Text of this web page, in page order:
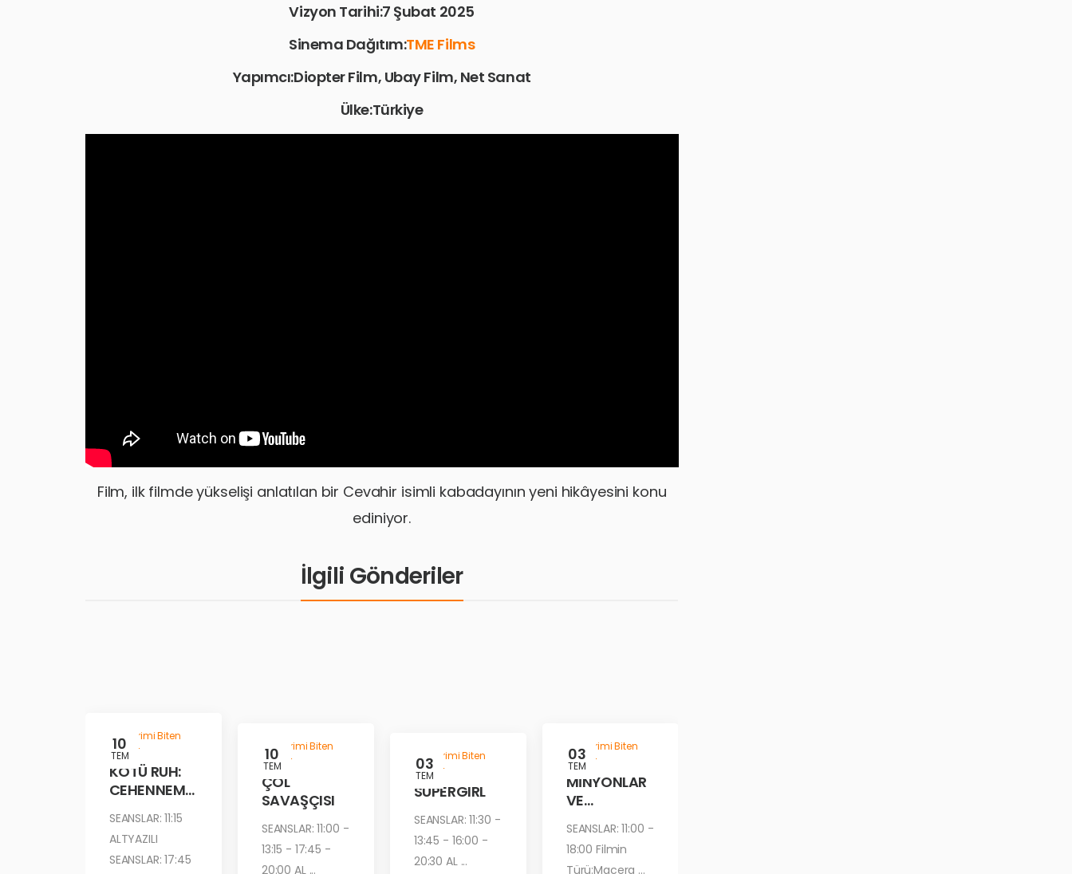
Vizyon Tarihi:7 Şubat 2025
Sinema Dağıtım:TME Films
Yapımcı:Diopter Film, Ubay Film, Net Sanat
Ülke:Türkiye
Film, ilk filmde yükselişi anlatılan bir Cevahir isimli kabadayının yeni hikâyesini konu
ediniyor.
İlgili Gönderiler
10
TEM
Gösterimi Biten
Filmler
KÖTÜ RUH:
CEHENNEM
SEANSLAR: 11:15
ALTYAZILI
SEANSLAR: 17:45
10
TEM
Gösterimi Biten
Filmler
ÇÖL
SAVAŞÇISI
SEANSLAR: 11:00 -
13:15 - 17:45 -
20:00 AL ...
03
TEM
Gösterimi Biten
Filmler
SUPERGIRL
SEANSLAR: 11:30 -
13:45 - 16:00 -
20:30 AL ...
03
TEM
Gösterimi Biten
Filmler
MİNYONLAR
VE
CANAVARLA
R
SEANSLAR: 11:00 -
18:00 Filmin
Türü:Macera ...